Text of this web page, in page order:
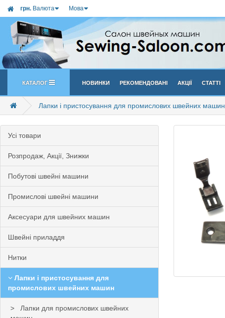
грн. Валюта Мова
Каталог Новинки Рекомендовані Акції Статті
Лапки і пристосування для промислових швейних машин
Усi товари
Розпродаж, Акції, Знижки
Побутові швейні машини
Промислові швейні машини
Аксесуари для швейних машин
Швейні приладдя
Нитки
Лапки і пристосування для
промислових швейних машин
Лапки для промислових швейних